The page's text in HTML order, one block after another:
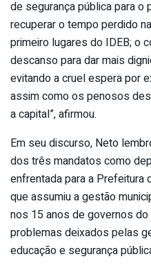
de segurança pública para
recuperar o tempo perdido
primeiro lugares do IDEB; o
descanso para dar mais
evitando a cruel espera por
assim como os penosos
a capital”, afirmou.
Em seu discurso, Neto
dos três mandatos como
enfrentada para a Prefeitura
que assumiu a gestão
nos 15 anos de governos
problemas deixados pelas
educação e segurança